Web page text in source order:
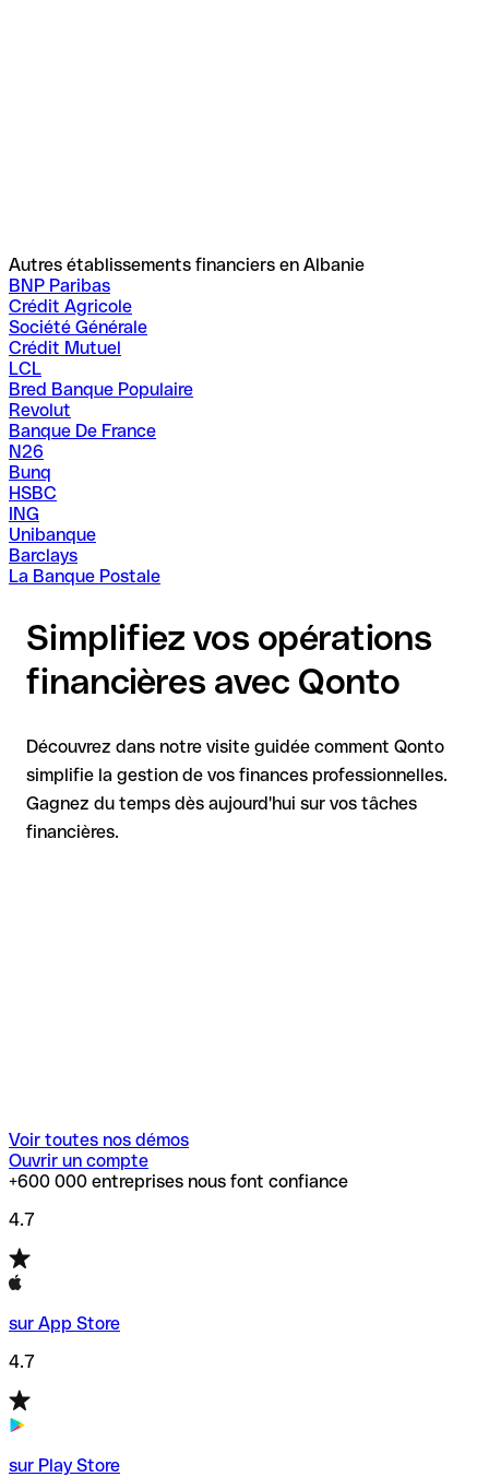
Autres établissements financiers en Albanie
BNP Paribas
Crédit Agricole
Société Générale
Crédit Mutuel
LCL
Bred Banque Populaire
Revolut
Banque De France
N26
Bunq
HSBC
ING
Unibanque
Barclays
La Banque Postale
Simplifiez vos opérations
financières avec Qonto
Découvrez dans notre visite guidée comment Qonto
simplifie la gestion de vos finances professionnelles.
Gagnez du temps dès aujourd'hui sur vos tâches
financières.
Voir toutes nos démos
Ouvrir un compte
+600 000 entreprises nous font confiance
4.7
sur App Store
4.7
sur Play Store